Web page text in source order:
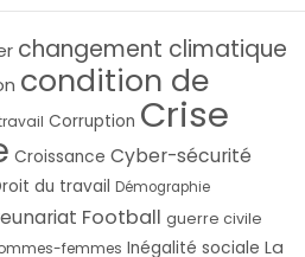
changement climatique
condition de
Corruption Crise
Croissance Cyber-sécurité
du travail Démographie
Football guerre civile
femmes Inégalité sociale La